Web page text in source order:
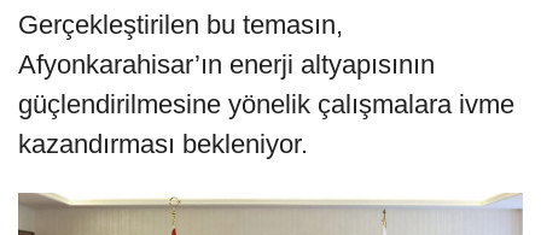
Gerçekleştirilen bu temasın,
Afyonkarahisar’ın enerji altyapısının
güçlendirilmesine yönelik çalışmalara ivme
kazandırması bekleniyor.